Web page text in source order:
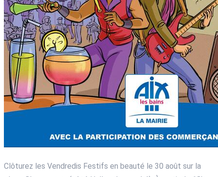
Clôturez les Vendredis Festifs en beauté le 30 août sur la